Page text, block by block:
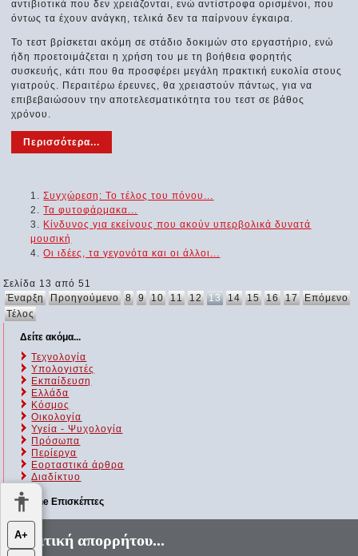
αντιβιοτικά που δεν χρειάζονται, ενώ αντίστροφα ορισμένοι, που
όντως τα έχουν ανάγκη, τελικά δεν τα παίρνουν έγκαιρα.
Το τεστ βρίσκεται ακόμη σε στάδιο δοκιμών στο εργαστήριο, ενώ
ήδη προετοιμάζεται η χρήση του με τη βοήθεια φορητής
συσκευής, κάτι που θα προσφέρει μεγάλη πρακτική ευκολία στους
γιατρούς. Περαιτέρω έρευνες, θα χρειαστούν πάντως, για να
επιβεβαιώσουν την αποτελεσματικότητα του τεστ σε βάθος
χρόνου.
Περισσότερα...
Συγχώρεση: Το τέλος του πόνου...
Τα φυτοφάρμακα...
Κίνδυνος για εκείνους που ακούν υπερβολικά δυνατά
μουσική
Οι ιδέες, τα γεγονότα και οι άλλοι...
Σελίδα 13 από 51
Έναρξη Προηγούμενο 8 9 10 11 12 13 14 15 16 17 Επόμενο
Τέλος
Δείτε ακόμα...
Τεχνολογία
Υπολογιστές
Εκπαίδευση
Ελλάδα
Κόσμος
Οικολογία
Υγεία - Ψυχολογία
Πρόσωπα
Περίεργα
Εορταστικά άρθρα
Διαδίκτυο
Online Επισκέπτες
Αυτήν τη στιγμή επισκέπτονται τον ιστότοπό μας 112 guests και
κανένα μέλος
Πολιτική απορρήτου...
Α+